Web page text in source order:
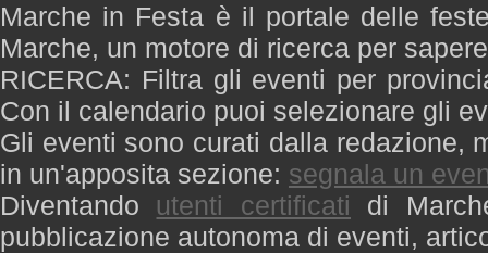
Marche in Festa è il portale delle
Marche, un motore di ricerca per
RICERCA: Filtra gli eventi per
Con il calendario puoi selezionare gli
Gli eventi sono curati dalla redazione,
in un'apposita sezione: segnala un
Diventando utenti certificati di
pubblicazione autonoma di eventi,